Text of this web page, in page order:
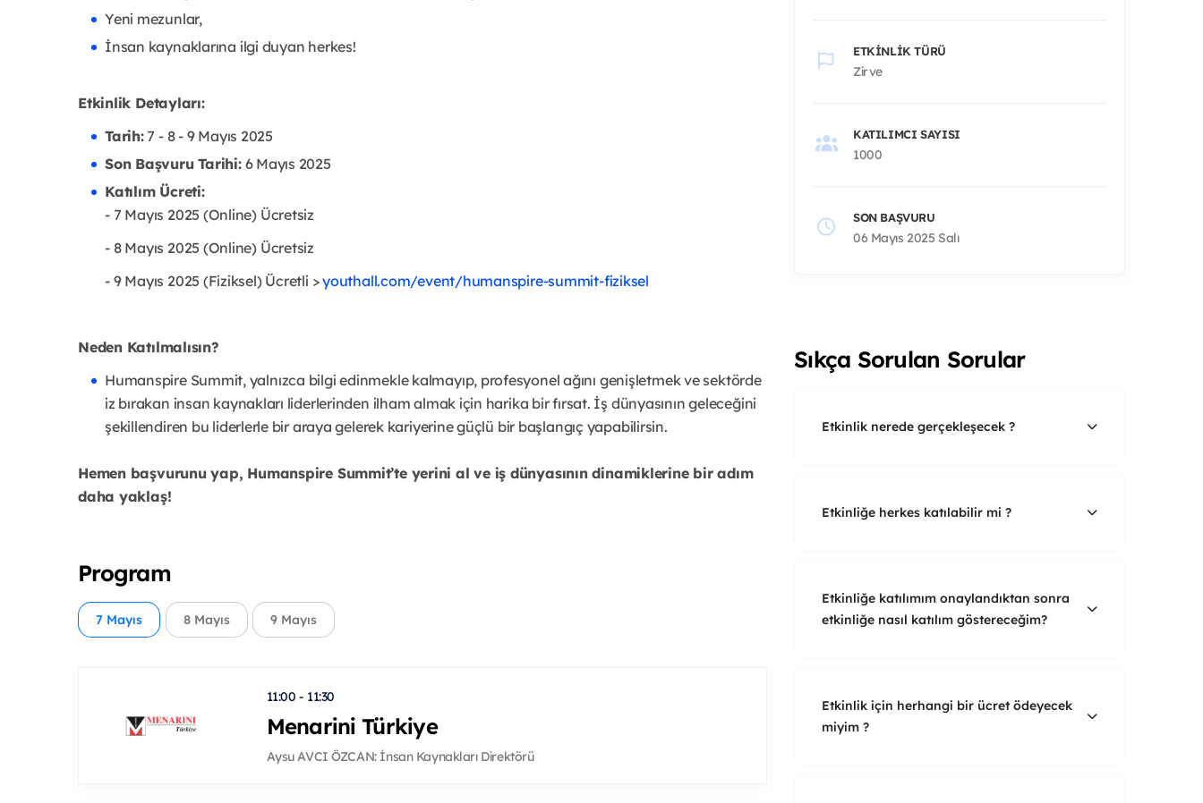
Yeni mezunlar,
İnsan kaynaklarına ilgi duyan herkes!
Etkinlik Detayları:
Tarih:7 - 8 - 9 Mayıs 2025
Son Başvuru Tarihi:6 Mayıs 2025
Katılım Ücreti:
- 7 Mayıs 2025 (Online) Ücretsiz
- 8 Mayıs 2025 (Online) Ücretsiz
- 9 Mayıs 2025 (Fiziksel) Ücretli >youthall.com/event/humanspire-summit-fiziksel
Neden Katılmalısın?
Humanspire Summit, yalnızca bilgi edinmekle kalmayıp, profesyonel ağını genişletmek ve sektörde
iz bırakan insan kaynakları liderlerinden ilham almak için harika bir fırsat. İş dünyasının geleceğini
şekillendiren bu liderlerle bir araya gelerek kariyerine güçlü bir başlangıç yapabilirsin.
Hemen başvurunu yap, Humanspire Summit’te yerini al ve iş dünyasının dinamiklerine bir adım
daha yaklaş!
Program
7 Mayıs 8 Mayıs 9 Mayıs
11:00 - 11:30
Menarini Türkiye
Aysu AVCI ÖZCAN: İnsan Kaynakları Direktörü
ETKINLIK TÜRÜ
Zirve
KATILIMCI SAYISI
1000
SON BAŞVURU
06 Mayıs 2025 Salı
Sıkça Sorulan Sorular
Etkinlik nerede gerçekleşecek ?
Etkinliğe herkes katılabilir mi ?
Etkinliğe katılımım onaylandıktan sonra
etkinliğe nasıl katılım göstereceğim?
Etkinlik için herhangi bir ücret ödeyecek
miyim ?